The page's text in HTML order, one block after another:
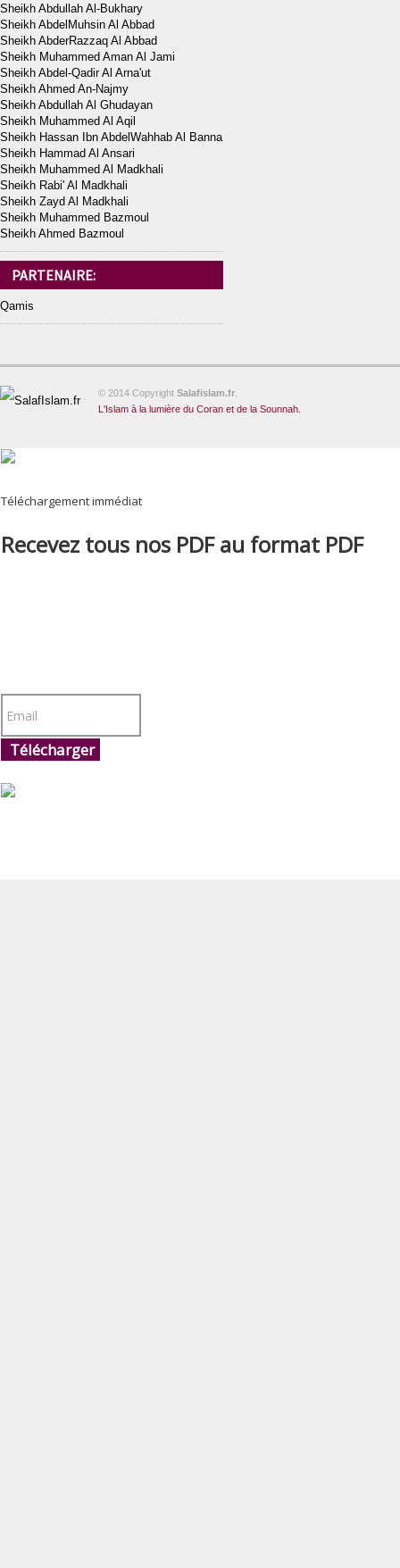
Sheikh Abdullah Al-Bukhary
Sheikh AbdelMuhsin Al Abbad
Sheikh AbderRazzaq Al Abbad
Sheikh Muhammed Aman Al Jami
Sheikh Abdel-Qadir Al Arna'ut
Sheikh Ahmed An-Najmy
Sheikh Abdullah Al Ghudayan
Sheikh Muhammed Al Aqil
Sheikh Hassan Ibn AbdelWahhab Al Banna
Sheikh Hammad Al Ansari
Sheikh Muhammed Al Madkhali
Sheikh Rabi' Al Madkhali
Sheikh Zayd Al Madkhali
Sheikh Muhammed Bazmoul
Sheikh Ahmed Bazmoul
PARTENAIRE:
Qamis
© 2014 Copyright Salafislam.fr
L'Islam à la lumière du Coran et de la Sounnah.
Téléchargement immédiat
Recevez tous nos PDF au format PDF
Télécharger